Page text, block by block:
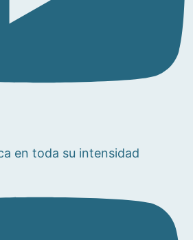
en toda su intensidad